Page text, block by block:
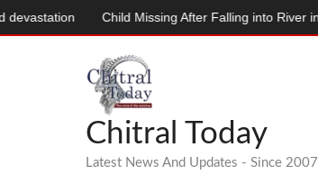
Chitral Today
Latest News And Updates - Since 2007
Child Missing After Falling into River in Laspur